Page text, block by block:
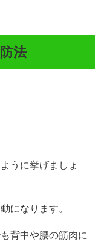
法
うに挙げましょ
になります。
背中や腰の筋肉に